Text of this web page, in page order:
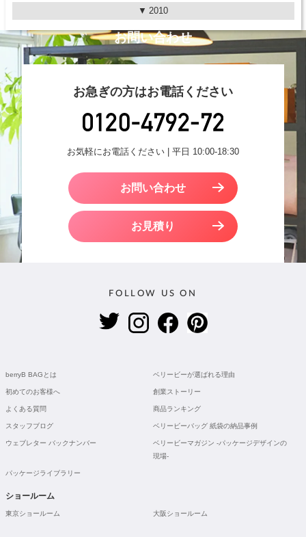
2010
お問い合わせ
お急ぎの方はお電話ください
お気軽にお電話ください | 平日 10:00-18:30
お問い合わせ
お見積り
FOLLOW US ON
berryB BAGとは ベリービーが選ばれる理由
初めてのお客様へ 創業ストーリー
よくある質問 商品ランキング
スタッフブログ ベリービーバッグ 紙袋の納品事例
ウェブレター バックナンバー
ベリービーマガジン -パッケージデザインの
現場-
パッケージライブラリー
ショールーム
東京ショールーム 大阪ショールーム